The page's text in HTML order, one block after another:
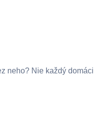
neho? Nie každý domáci